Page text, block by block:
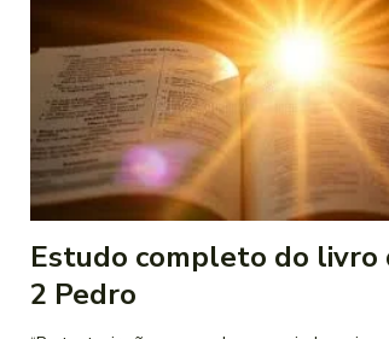
Estudo completo do livro
2 Pedro